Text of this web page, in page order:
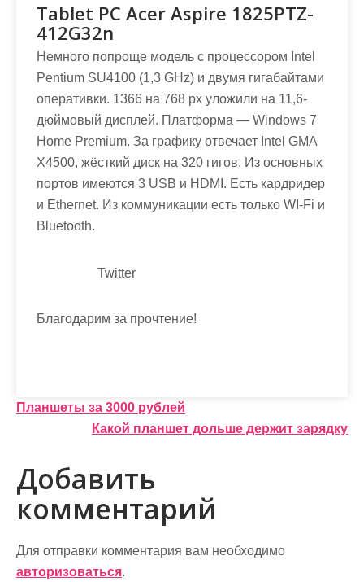
Tablet PC Acer Aspire 1825PTZ-
412G32n
Немного попроще модель с процессором Intel
Pentium SU4100 (1,3 GHz) и двумя гигабайтами
оперативки. 1366 на 768 px уложили на 11,6-
дюймовый дисплей. Платформа — Windows 7
Home Premium. За графику отвечает Intel GMA
X4500, жёсткий диск на 320 гигов. Из основных
портов имеются 3 USB и HDMI. Есть кардридер
и Ethernet. Из коммуникации есть только WI-Fi и
Bluetooth.
Twitter
Благодарим за прочтение!
Н
в
и
г
а
Планшеты за 3000 рублей
Какой планшет дольше держит зарядку
Добавить
комментарий
Для отправки комментария вам необходимо
авторизоваться.